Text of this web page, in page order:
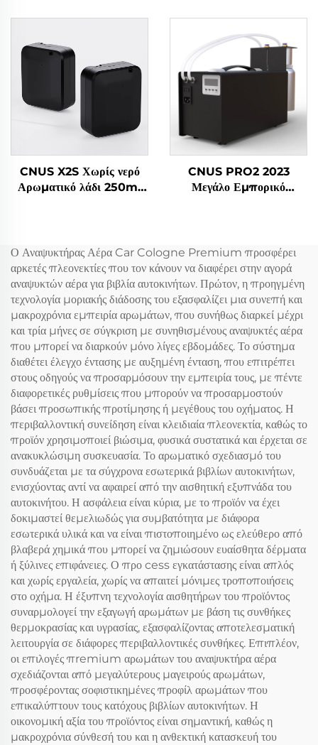
ελαίων για ξενοδοχεία/
για το γραφείο
CNUS X2S Χωρίς νερό
Αρωματικό λάδι 250ml
CNUS PRO2 2023
Μεγάλο Εμπορικό
Αεροσυστήματος
Αεροφρέσκινο Diffuser
Machine
Ο Αναψυκτήρας Αέρα Car Cologne Premium προσφέρει
αρκετές πλεονεκτίες που τον κάνουν να διαφέρει στην αγορά
αναψυκτών αέρα για βιβλία αυτοκινήτων. Πρώτον, η προηγμένη
τεχνολογία μοριακής διάδοσης του εξασφαλίζει μια συνεπή και
μακροχρόνια εμπειρία αρωμάτων, που συνήθως διαρκεί μέχρι
και τρία μήνες σε σύγκριση με συνηθισμένους αναψυκτές αέρα
που μπορεί να διαρκούν μόνο λίγες εβδομάδες. Το σύστημα
διαθέτει έλεγχο έντασης με αυξημένη ένταση, που επιτρέπει
στους οδηγούς να προσαρμόσουν την εμπειρία τους, με πέντε
διαφορετικές ρυθμίσεις που μπορούν να προσαρμοστούν
βάσει προσωπικής προτίμησης ή μεγέθους του οχήματος. Η
περιβαλλοντική συνείδηση είναι κλειδιαία πλεονεκτία, καθώς το
προϊόν χρησιμοποιεί βιώσιμα, φυσικά συστατικά και έρχεται σε
ανακυκλώσιμη συσκευασία. Το αρωματικό σχεδιασμό του
συνδυάζεται με τα σύγχρονα εσωτερικά βιβλίων αυτοκινήτων,
ενισχύοντας αντί να αφαιρεί από την αισθητική εξυπνάδα του
αυτοκινήτου. Η ασφάλεια είναι κύρια, με το προϊόν να έχει
δοκιμαστεί θεμελιωδώς για συμβατότητα με διάφορα
εσωτερικά υλικά και να είναι πιστοποιημένο ως ελεύθερο από
βλαβερά χημικά που μπορεί να ζημιώσουν ευαίσθητα δέρματα
ή ξύλινες επιφάνειες. Ο προ cess εγκατάστασης είναι απλός
και χωρίς εργαλεία, χωρίς να απαιτεί μόνιμες τροποποιήσεις
στο οχήμα. Η έξυπνη τεχνολογία αισθητήρων του προϊόντος
συναρμολογεί την εξαγωγή αρωμάτων με βάση τις συνθήκες
θερμοκρασίας και υγρασίας, εξασφαλίζοντας αποτελεσματική
λειτουργία σε διάφορες περιβαλλοντικές συνθήκες. Επιπλέον,
οι επιλογές πremium αρωμάτων του αναψυκτήρα αέρα
σχεδιάζονται από μεγαλύτερους μαγειρούς αρωμάτων,
προσφέροντας σοφιστικημένες προφίλ αρωμάτων που
επικαλύπτουν τους κατόχους βιβλίων αυτοκινήτων. Η
οικονομική αξία του προϊόντος είναι σημαντική, καθώς η
μακροχρόνια σύνθεσή του και η ανθεκτική κατασκευή του